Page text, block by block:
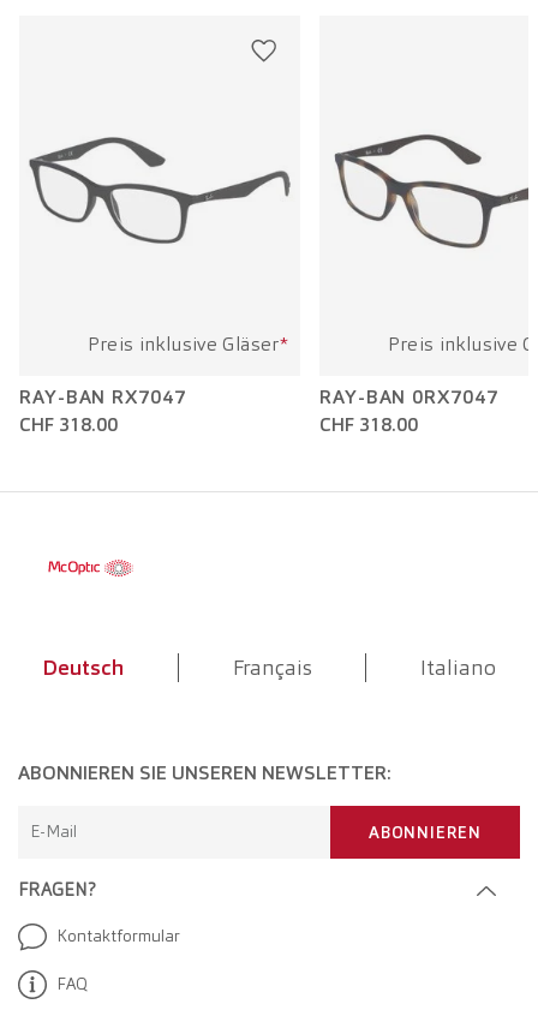
Preis inklusive Gläser*
RAY-BAN RX7047
CHF 318.00
Preis inklusive
RAY-BAN 0RX7047
CHF 318.00
Deutsch Français Italiano
FRAGEN?
Kontaktformular
FAQ
ABONNIEREN SIE UNSEREN NEWSLETTER:
E-Mail ABONNIEREN